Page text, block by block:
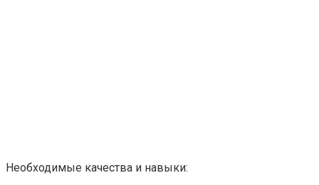
Необходимые качества и навыки: